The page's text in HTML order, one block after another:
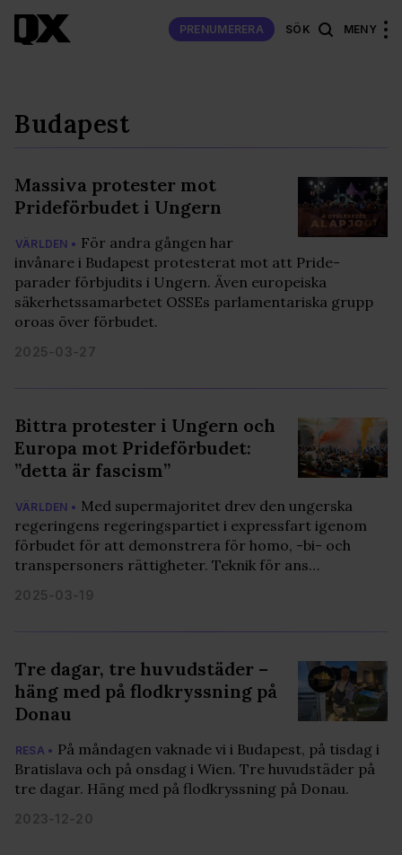
PRENUMERERA SÖK MENY
Budapest
Massiva protester mot
Prideförbudet i Ungern
VÄRLDEN • För andra gången har
invånare i Budapest protesterat mot att Pride-
parader förbjudits i Ungern. Även europeiska
säkerhetssamarbetet OSSEs parlamentariska grupp
oroas över förbudet.
2025-03-27
Bittra protester i Ungern och
Europa mot Prideförbudet:
”detta är fascism”
VÄRLDEN • Med supermajoritet drev den ungerska
regeringens regeringspartiet i expressfart igenom
förbudet för att demonstrera för homo, -bi- och
transpersoners rättigheter. Teknik för ans…
2025-03-19
Tre dagar, tre huvudstäder –
häng med på flodkryssning på
Donau
RESA • På måndagen vaknade vi i Budapest, på tisdag i
Bratislava och på onsdag i Wien. Tre huvudstäder på
tre dagar. Häng med på flodkryssning på Donau.
2023-12-20